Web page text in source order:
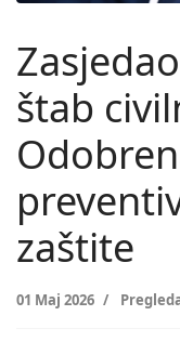
štab
zaštite
01 Maj 2026